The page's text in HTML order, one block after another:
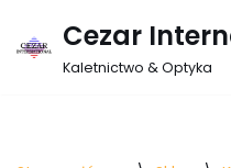
Przejdź
Cezar
Kaletnictwo & Optyka